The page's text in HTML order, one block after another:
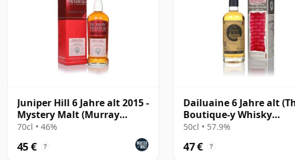
Juniper Hill 6 Jahre alt 2015 -
Mystery Malt (Murray
McDavid)
70cl • 46%
45 € ?
Dailuaine 6 Jahre alt
Boutique-y Whisky
Company)
50cl • 57.9%
47 € ?